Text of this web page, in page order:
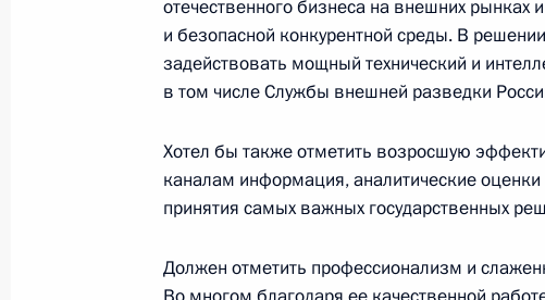
19 декабря 2005 года, 23:25 Москва
Стенографический отчет о совещании с
19 декабря 2005 года, 19:57 Москва, Кремль
17 декабря 2005 года, суббота
отечественного бизнеса на внешних рынках
и безопасной конкурентной среды. В
задействовать мощный технический и
в том числе Службы внешней разведки
Хотел бы также отметить возросшую
каналам информация, аналитические
принятия самых важных государственных
Должен отметить профессионализм и